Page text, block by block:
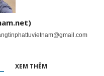
XEM THÊM